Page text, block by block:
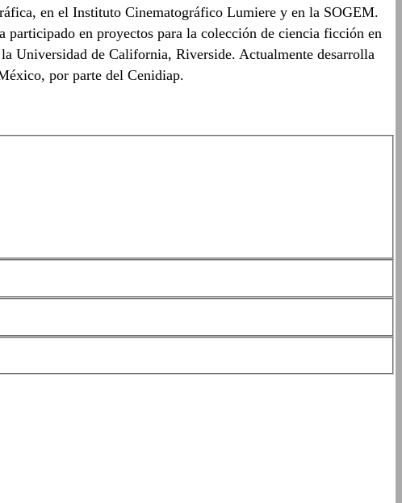
en el Instituto Cinematográfico Lumiere y en la SOGEM.
en proyectos para la colección de ciencia ficción en
Universidad de California, Riverside. Actualmente desarrolla
por parte del Cenidiap.